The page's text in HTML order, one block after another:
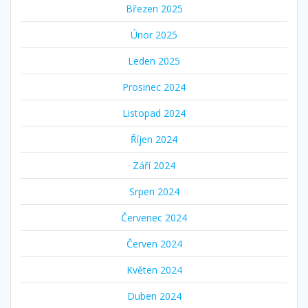
Březen 2025
Únor 2025
Leden 2025
Prosinec 2024
Listopad 2024
Říjen 2024
Září 2024
Srpen 2024
Červenec 2024
Červen 2024
Květen 2024
Duben 2024